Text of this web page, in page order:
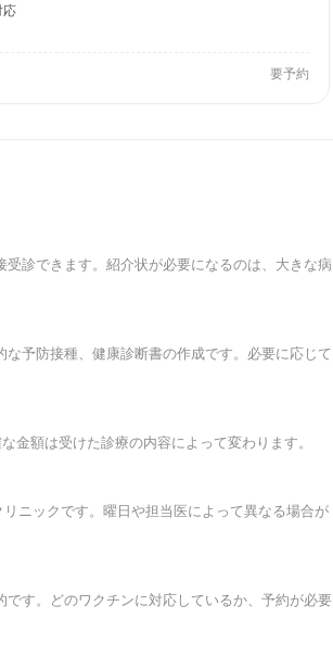
応
要予約
診できます。紹介状が必要になるのは、大きな病
予防接種、健康診断書の作成です。必要に応じて
金額は受けた診療の内容によって変わります。
ニックです。曜日や担当医によって異なる場合が
す。どのワクチンに対応しているか、予約が必要